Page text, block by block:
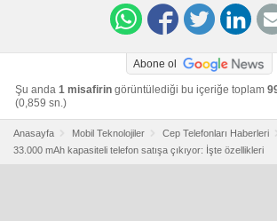
Abone ol
Şu anda 1 misafirin görüntülediği bu içeriğe toplam
(0,859 sn.)
Anasayfa Mobil Teknolojiler
Cep Telefonları Haberleri
33.000 mAh kapasiteli telefon satışa çıkıyor: İşte özellikleri